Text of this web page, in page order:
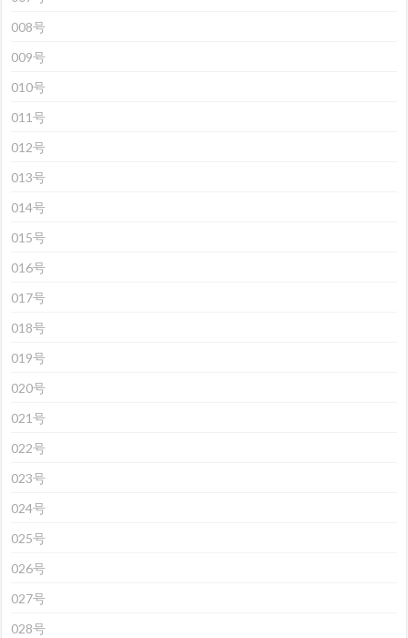
008号
009号
010号
011号
012号
013号
014号
015号
016号
017号
018号
019号
020号
021号
022号
023号
024号
025号
026号
027号
028号